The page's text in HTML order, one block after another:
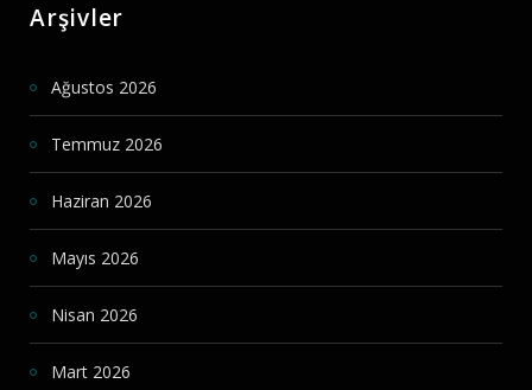
Arşivler
Ağustos 2026
Temmuz 2026
Haziran 2026
Mayıs 2026
Nisan 2026
Mart 2026